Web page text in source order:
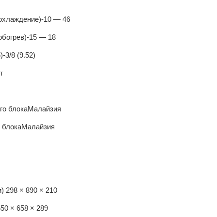
-10 — 46
-15 — 18
3/8 (9.52)
блокаМалайзия
блокаМалайзия
298 × 890 × 210
× 658 × 289